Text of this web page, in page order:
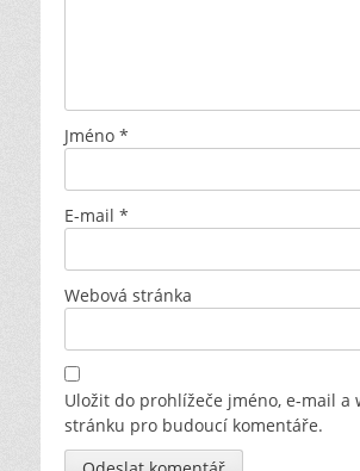
Jméno *
E-mail *
Webová stránka
Uložit do prohlížeče jméno, e-mail a
stránku pro budoucí komentáře.